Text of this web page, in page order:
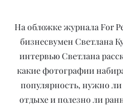
На обложке журнала For
бизнесвумен Светлана
интервью Светлана
какие фотографии
популярность, нужно ли
отдыхе и полезно ли